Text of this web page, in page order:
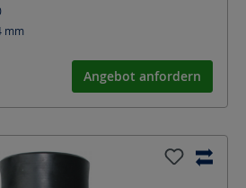
mm
Angebot anfordern